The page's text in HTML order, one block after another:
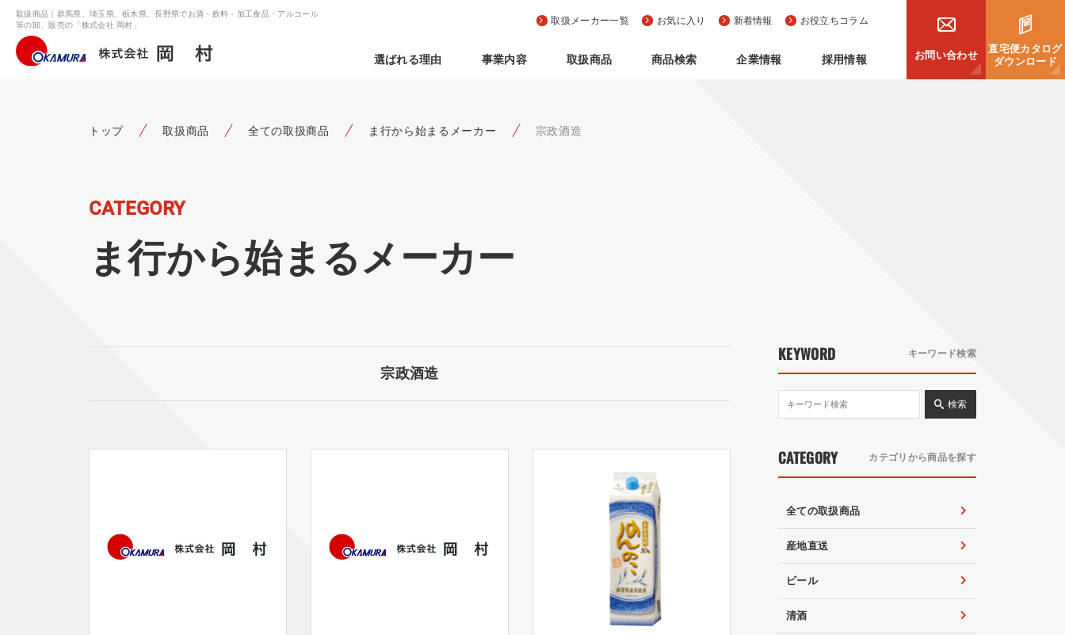
選ばれる理由 事業内容 取扱商品 商品検索 企業情報 採用情報
取扱メーカー一覧 お気に入り 新着情報 お役立ちコラム
お問い合わせ
直宅便カタログ
ダウンロード
取扱商品｜群馬県、埼玉県、栃木県、長野県でお酒・飲料・加工食品・アルコール
等の卸、販売の「株式会社 岡村」
トップ 取扱商品 全ての取扱商品 ま行から始まるメーカー 宗政酒造
CATEGORY
ま行から始まるメーカー
宗政酒造
KEYWORD キーワード検索
検索
CATEGORY カテゴリから商品を探す
全ての取扱商品
産地直送
ビール
清酒